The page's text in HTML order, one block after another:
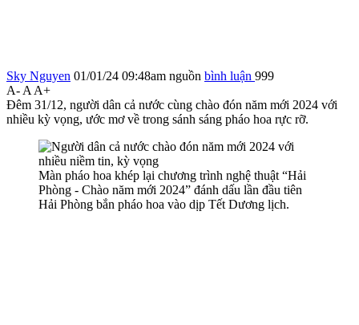
Sky Nguyen 01/01/24 09:48am nguồn bình luận 999
A- A A+
Đêm 31/12, người dân cả nước cùng chào đón năm mới 2024 với
nhiều kỳ vọng, ước mơ về trong sánh sáng pháo hoa rực rỡ.
Màn pháo hoa khép lại chương trình nghệ thuật “Hải
Phòng - Chào năm mới 2024” đánh dấu lần đầu tiên
Hải Phòng bắn pháo hoa vào dịp Tết Dương lịch.